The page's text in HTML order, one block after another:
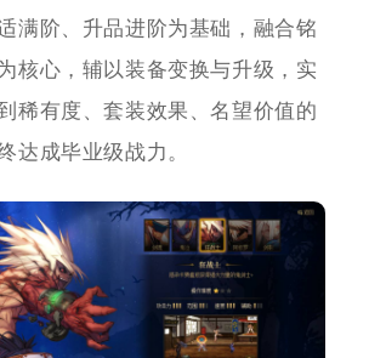
满阶、升品进阶为基础，融合铭
核心，辅以装备变换与升级，实
稀有度、套装效果、名望价值的
达成毕业级战力。